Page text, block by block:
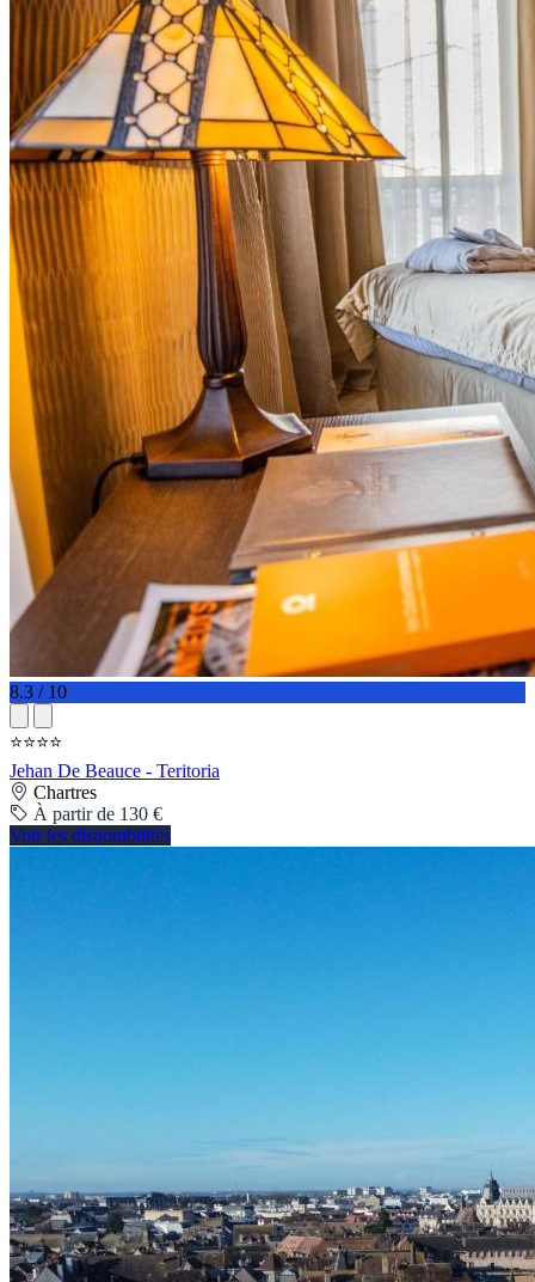
8.3 / 10
⭐⭐⭐⭐
Jehan De Beauce - Teritoria
Chartres
À partir de 130 €
Voir les disponibilités